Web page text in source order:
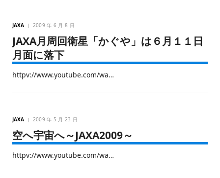
JAXA 2009 年 6 月 8 日
JAXA月周回衛星「かぐや」は６月１１日
月面に落下
httpv://www.youtube.com/wa…
JAXA 2009 年 5 月 23 日
空へ宇宙へ～JAXA2009～
httpv://www.youtube.com/wa…